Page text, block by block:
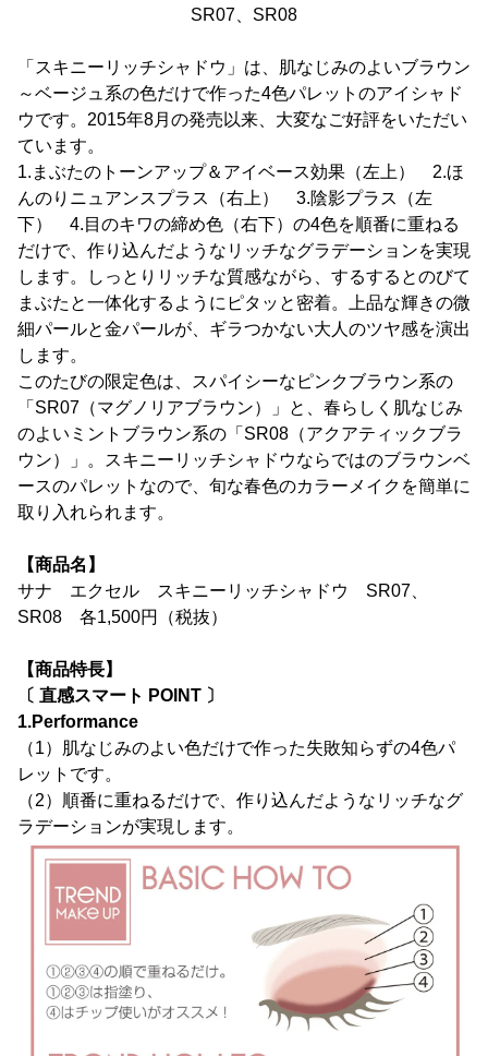
SR07、SR08
「スキニーリッチシャドウ」は、肌なじみのよいブラウン
～ベージュ系の色だけで作った4色パレットのアイシャド
ウです。2015年8月の発売以来、大変なご好評をいただい
ています。
1.まぶたのトーンアップ＆アイベース効果（左上） 2.ほ
んのりニュアンスプラス（右上） 3.陰影プラス（左
下） 4.目のキワの締め色（右下）の4色を順番に重ねる
だけで、作り込んだようなリッチなグラデーションを実現
します。しっとりリッチな質感ながら、するするとのびて
まぶたと一体化するようにピタッと密着。上品な輝きの微
細パールと金パールが、ギラつかない大人のツヤ感を演出
します。
このたびの限定色は、スパイシーなピンクブラウン系の
「SR07（マグノリアブラウン）」と、春らしく肌なじみ
のよいミントブラウン系の「SR08（アクアティックブラ
ウン）」。スキニーリッチシャドウならではのブラウンベ
ースのパレットなので、旬な春色のカラーメイクを簡単に
取り入れられます。
【商品名】
サナ エクセル スキニーリッチシャドウ SR07、
SR08 各1,500円（税抜）
【商品特長】
〔 直感スマート POINT 〕
1.Performance
（1）肌なじみのよい色だけで作った失敗知らずの4色パ
レットです。
（2）順番に重ねるだけで、作り込んだようなリッチなグ
ラデーションが実現します。